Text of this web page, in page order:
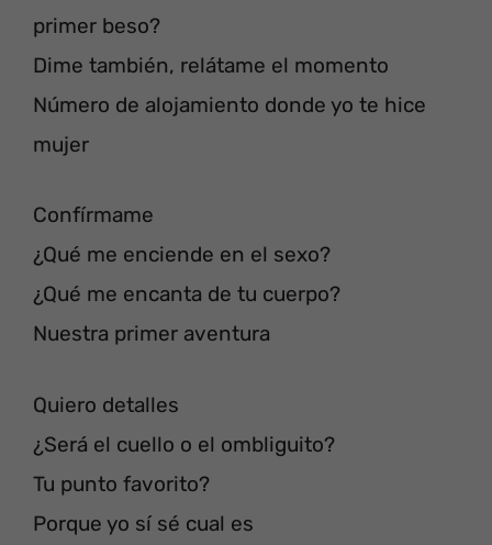
primer beso?
Dime también, relátame el momento
Número de alojamiento donde yo te hice
mujer
Confírmame
¿Qué me enciende en el sexo?
¿Qué me encanta de tu cuerpo?
Nuestra primer aventura
Quiero detalles
¿Será el cuello o el ombliguito?
Tu punto favorito?
Porque yo sí sé cual es